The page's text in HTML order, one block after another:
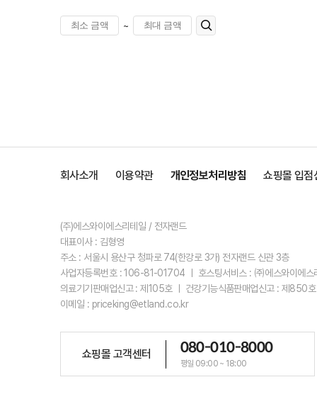
~
회사소개 이용약관 개인정보처리방침 쇼핑몰 입점
(주)에스와이에스리테일 / 전자랜드
대표이사 : 김형영
주소 : 서울시 용산구 청파로 74(한강로 3가) 전자랜드 신관 3층
사업자등록번호 : 106-81-01704 ㅣ 호스팅서비스 : ㈜에스와이에
의료기기판매업신고 : 제105호 ㅣ 건강기능식품판매업신고 : 제850
이메일 : priceking@etland.co.kr
쇼핑몰 고객센터 080-010-8000
평일 09:00 ~ 18:00